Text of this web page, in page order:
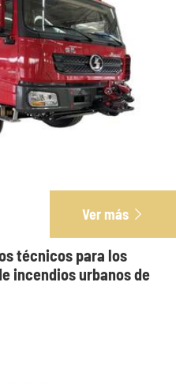
Ver más 
técnicos para los
incendios urbanos de